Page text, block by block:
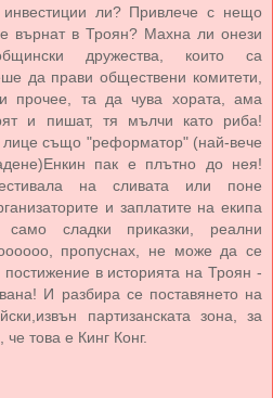
ли? Привлече с нещо
върнат в Троян? Махна ли онези
дружества, които са
да прави обществени комитети,
и прочее, та да чува хората, ама
и пишат, тя мълчи като риба!
лице също "реформатор" (най-вече
пак е плътно до нея!
на сливата или поне
и заплатите на екипа
сладки приказки, реални
пропуснах, не може да се
постижение в историята на Троян -
И разбира се поставянето на
партизанската зона, за
че това е Кинг Конг.